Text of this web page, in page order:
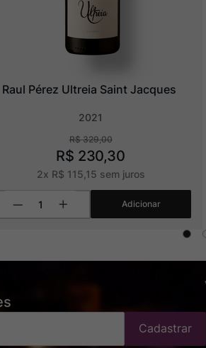
Raul Pérez Ultreia Saint Jacques
2021
R$ 329,00
R$ 230,30
2x R$ 115 15 sem juros
Adicionar
Cadastrar